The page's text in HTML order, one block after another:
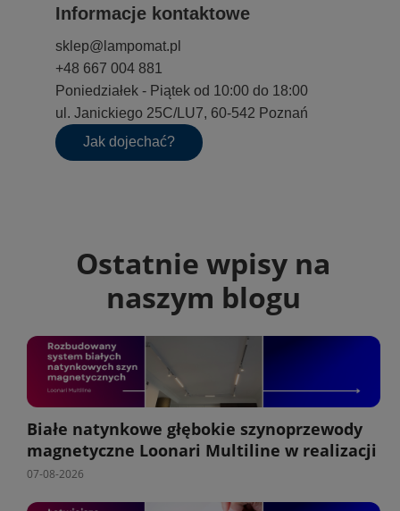
Informacje kontaktowe
sklep@lampomat.pl
+48 667 004 881
Poniedziałek - Piątek od 10:00 do 18:00
ul. Janickiego 25C/LU7, 60-542 Poznań
Jak dojechać?
Ostatnie wpisy na
naszym blogu
Białe natynkowe głębokie szynoprzewody
magnetyczne Loonari Multiline w realizacji
07-08-2026